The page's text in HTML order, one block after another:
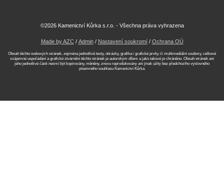
©2026 Kamenictví Kůrka s.r.o. - Všechna práva vyhrazena
Made by AZC/ Admin/ Nastavení soukromí/ Ochrana OÚ
Obsah těchto webových stránek, zejména jednotlivé texty, obrázky, grafika i grafické prvky či multimediální soubory, celkové
vzájemné uspořádání a grafické ztvárnění těchto stránek je autorským dílem a jako takové je chráněno. Obsah stránek ani
jeho jednotlivé části nesmí být kopírovány, měněny, znovu reprodukovány ani jinak užity bez předchozího výslovného
písemného souhlasu Kamenictví Kůrka.